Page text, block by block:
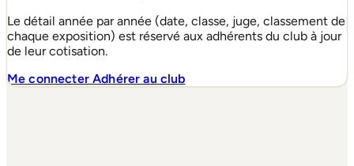
Le détail année par année (date, classe, juge, classement de
chaque exposition) est réservé aux adhérents du club à jour
de leur cotisation.
Me connecterAdhérer au club